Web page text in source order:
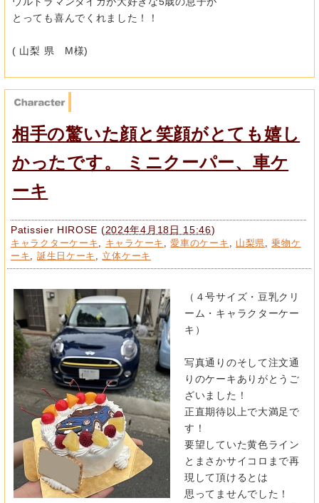
とっても喜んでくれました！！
( 山梨 県 М様)
相手の驚いた顔と笑顔がとても嬉し
かったです。 ミニクーパー、車ケ
ーキ
Patissier HIROSE (2024年4月18日 15:46)
キャラクターケーキ キャラケーキ ,愛車のケーキ 山梨県 ,乗物ケ
ーキ
誕生日ケーキ 立体ケーキ
（４号サイズ・豆乳クリ
ーム・キャラクターケー
キ）
写真通りのそして注文通
りのケーキありがとうご
ざいました！
正直期待以上で大満足で
す！
要望していた黄色ライン
とまさかサイコロまで再
現して頂けるとは
思ってませんでした！